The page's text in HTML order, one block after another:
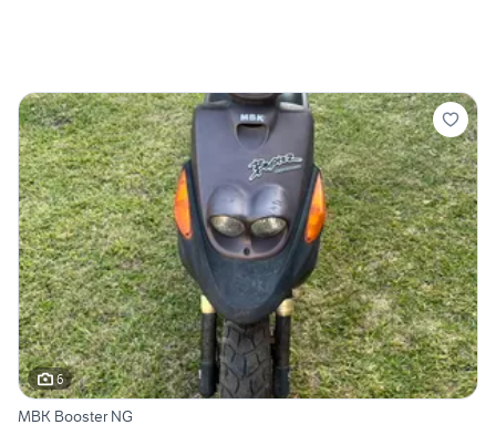
6
MBK Booster NG